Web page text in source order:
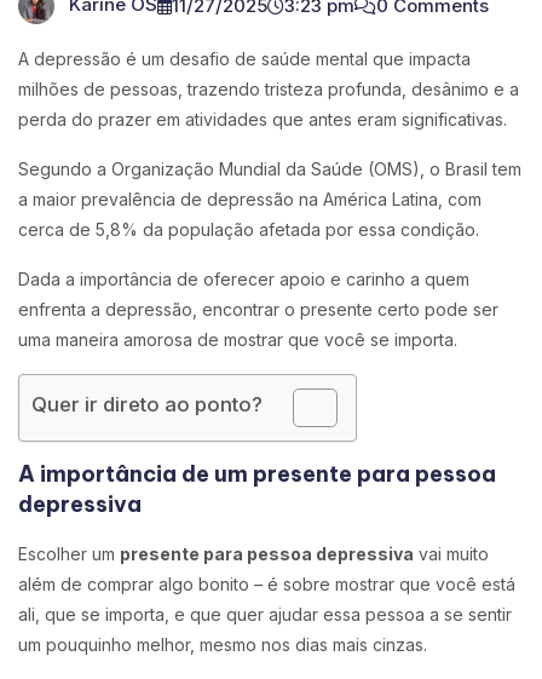
11/27/2025 3:23 pm 0 Comments
A depressão é um desafio de saúde mental que impacta
milhões de pessoas, trazendo tristeza profunda, desânimo e a
perda do prazer em atividades que antes eram significativas.
Segundo a Organização Mundial da Saúde (OMS), o Brasil tem
a maior prevalência de depressão na América Latina, com
cerca de 5,8% da população afetada por essa condição.
Dada a importância de oferecer apoio e carinho a quem
enfrenta a depressão, encontrar o presente certo pode ser
uma maneira amorosa de mostrar que você se importa.
Quer ir direto ao ponto?
A importância de um presente para pessoa
depressiva
Escolher um presente para pessoa depressiva vai muito
além de comprar algo bonito – é sobre mostrar que você está
ali, que se importa, e que quer ajudar essa pessoa a se sentir
um pouquinho melhor, mesmo nos dias mais cinzas.